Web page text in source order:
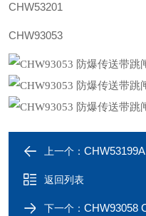
CHW53201
CHW93053
上一个： CHW53199A
返回列表
下一个： CHW93058